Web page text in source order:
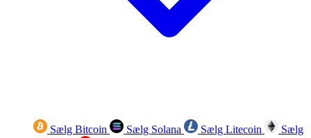
Sælg Bitcoin Sælg Solana Sælg Litecoin
Sælg